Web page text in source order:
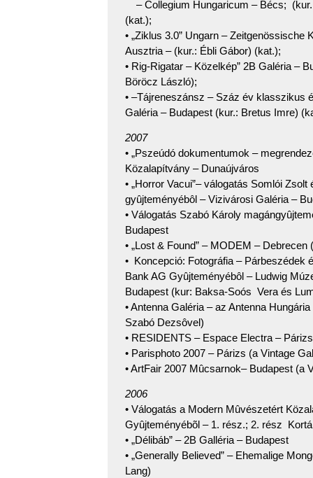
– Collegium Hungaricum – Bécs;
(kat.);
• „Ziklus 3.0” Ungarn – Zeitgenössische
Ausztria – (kur.: Ébli Gábor) (kat.);
• Rig-Rigatar – Közelkép” 2B Galéria –
Böröcz László);
• –Tájreneszánsz – Száz év klasszikus
Galéria – Budapest (kur.: Bretus Imre)
2007
• „Pszeúdó dokumentumok –
Közalapítvány – Dunaújváros
• „Horror Vacui”– válogatás Somlói
gyûjteményébôl – Vizivárosi Galéria –
• Válogatás Szabó Károly
Budapest
• „Lost & Found” – MODEM –
• Koncepció: Fotográfia – Párbeszédek
Bank AG Gyûjteményébôl – Ludwig
Budapest (kur: Baksa-Soós Vera és
• Antenna Galéria – az Antenna
Szabó Dezsôvel)
• RESIDENTS – Espace Electra –
• Parisphoto 2007 – Párizs (a Vintage
• ArtFair 2007 Mûcsarnok– Budapest (a
2006
• Válogatás a Modern Mûvészetért
Gyûjteményébõl – 1. rész.; 2. rész
• „Délibáb” – 2B Galléria – Budapest
• „Generally Believed” – Ehemalige
Lang)